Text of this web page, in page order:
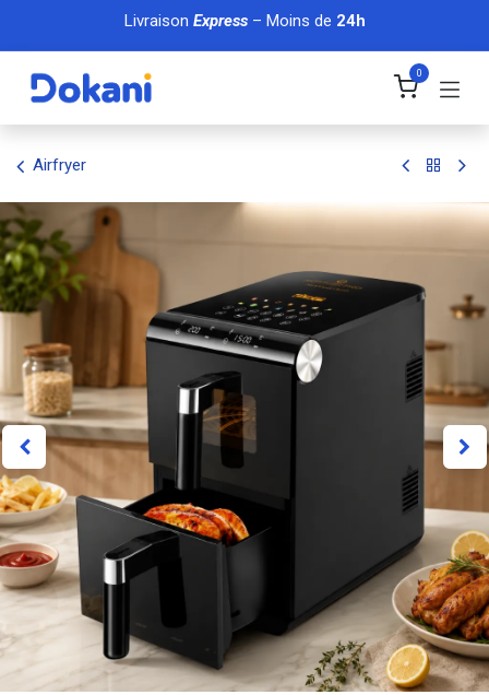
Se rendre au contenu
Livraison Express– Moins de 24h
0
Airfryer